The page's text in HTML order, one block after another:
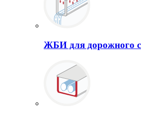
ЖБИ для дорожного